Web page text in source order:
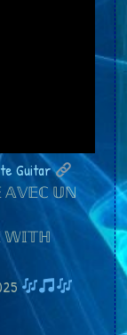
Guitar
𝔸𝕍𝔼ℂ 𝕌ℕ
𝕎𝕀𝕋ℍ